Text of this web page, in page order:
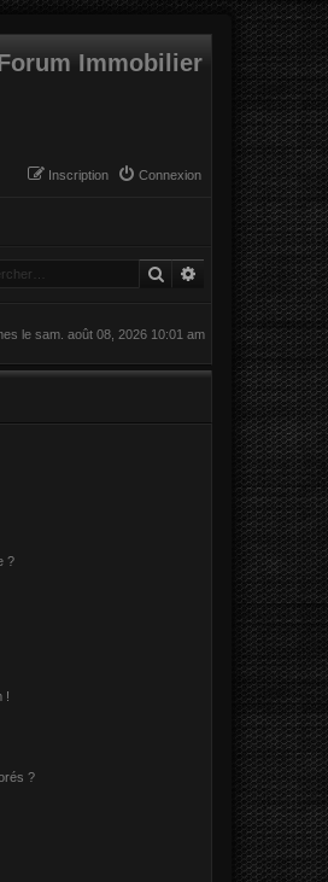
Immobilier
Connexion
Inscription
Rechercher
Recherche
le sam. août 08, 2026 10:01 am
?
!
?